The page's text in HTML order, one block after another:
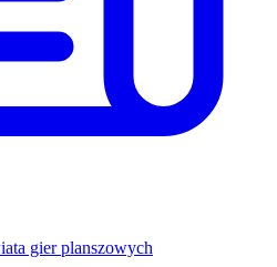
gier planszowych